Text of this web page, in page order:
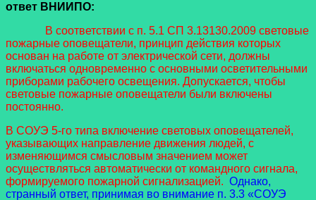
ответ ВНИИПО:
В соответствии с п. 5.1 СП 3.13130.2009 световые
пожарные оповещатели, принцип действия которых
основан на работе от электрической сети, должны
включаться одновременно с основными осветительными
приборами рабочего освещения. Допускается, чтобы
световые пожарные оповещатели были включены
постоянно.
В СОУЭ 5-го типа включение световых оповещателей,
указывающих направление движения людей, с
изменяющимся смысловым значением может
осуществляться автоматически от командного сигнала,
формируемого пожарной сигнализацией. Однако,
странный ответ, принимая во внимание п. 3.3 «СОУЭ